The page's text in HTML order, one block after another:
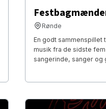
Rønde
En godt
musik fra de sidste
sangerinde, sanger og